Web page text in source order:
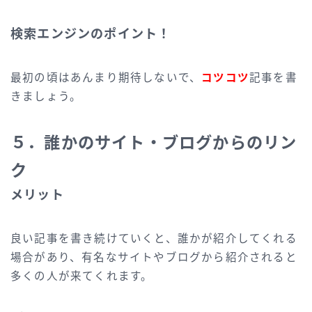
検索エンジンのポイント！
最初の頃はあんまり期待しないで、 コツコツ記事を書
きましょう。
５．誰かのサイト・ブログからのリン
ク
メリット
良い記事を書き続けていくと、誰かが紹介してくれる
場合があり、有名なサイトやブログから紹介されると
多くの人が来てくれます。